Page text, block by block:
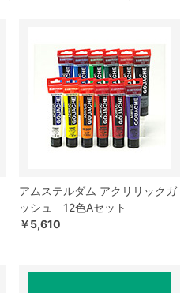
アムステルダム アクリリックガ
ッシュ 12色Aセット
￥5,610